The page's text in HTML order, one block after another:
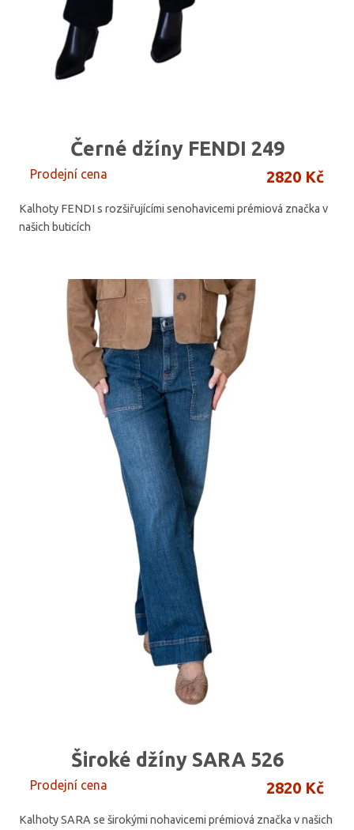
Černé džíny FENDI 249
Prodejní cena 2820 Kč
Kalhoty FENDI s rozšiřujícími senohavicemi prémiová značka v
našich buticích
Široké džíny SARA 526
Prodejní cena 2820 Kč
Kalhoty SARA se širokými nohavicemi prémiová značka v našich